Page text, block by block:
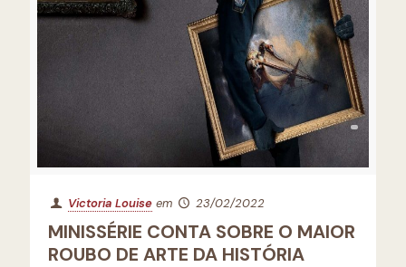
Victoria Louise em 23/02/2022
MINISSÉRIE CONTA SOBRE O MAIOR
ROUBO DE ARTE DA HISTÓRIA